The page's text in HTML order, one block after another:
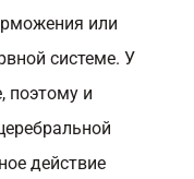
или
системе. У
поэтому и
действие